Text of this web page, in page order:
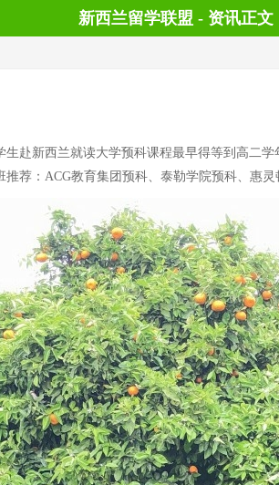
新西兰留学联盟 - 资讯正文
新西兰就读大学预科课程最早得等到高二
荐：ACG教育集团预科、泰勒学院预科、惠